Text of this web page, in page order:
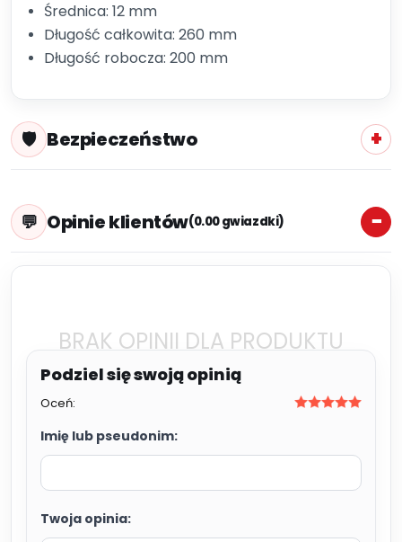
Średnica: 12 mm
Długość całkowita: 260 mm
Długość robocza: 200 mm
Bezpieczeństwo
Opinie klientów(0.00 gwiazdki)
BRAK OPINII DLA PRODUKTU
Oceń:
Imię lub pseudonim:
Twoja opinia: